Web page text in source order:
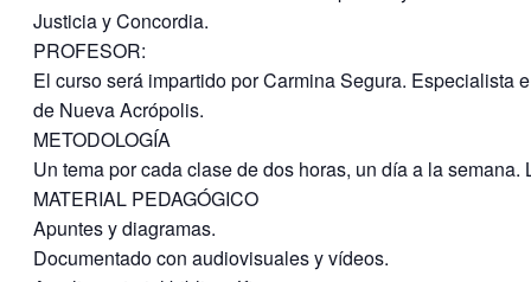
Justicia y Concordia.
PROFESOR:
El curso será impartido por Carmina Segura. Especialista
de Nueva Acrópolis.
METODOLOGÍA
Un tema por cada clase de dos horas, un día a la
MATERIAL PEDAGÓGICO
Apuntes y diagramas.
Documentado con audiovisuales y vídeos.